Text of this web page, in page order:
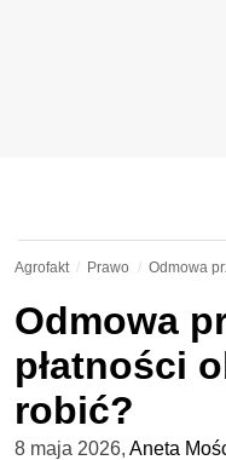
Agrofakt Prawo Odmowa
Odmowa
płatności
robić?
8 maja 2026, Aneta